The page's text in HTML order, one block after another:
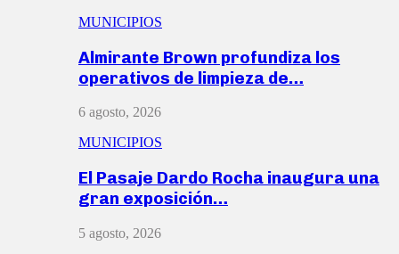
MUNICIPIOS
Almirante Brown profundiza los
operativos de limpieza de…
6 agosto, 2026
MUNICIPIOS
El Pasaje Dardo Rocha inaugura una
gran exposición…
5 agosto, 2026